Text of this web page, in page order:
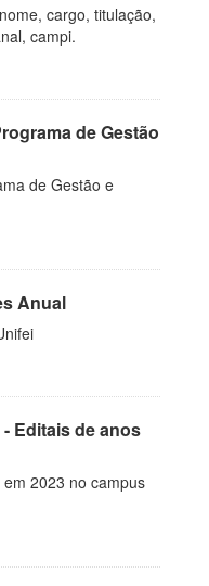
cargo, titulação,
campi.
de Gestão
de Gestão e
Anual
Editais de anos
2023 no campus